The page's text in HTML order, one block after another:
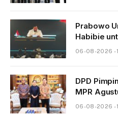
Prabowo
Habibie
06-08-2026 -
DPD
MPR
06-08-2026 -